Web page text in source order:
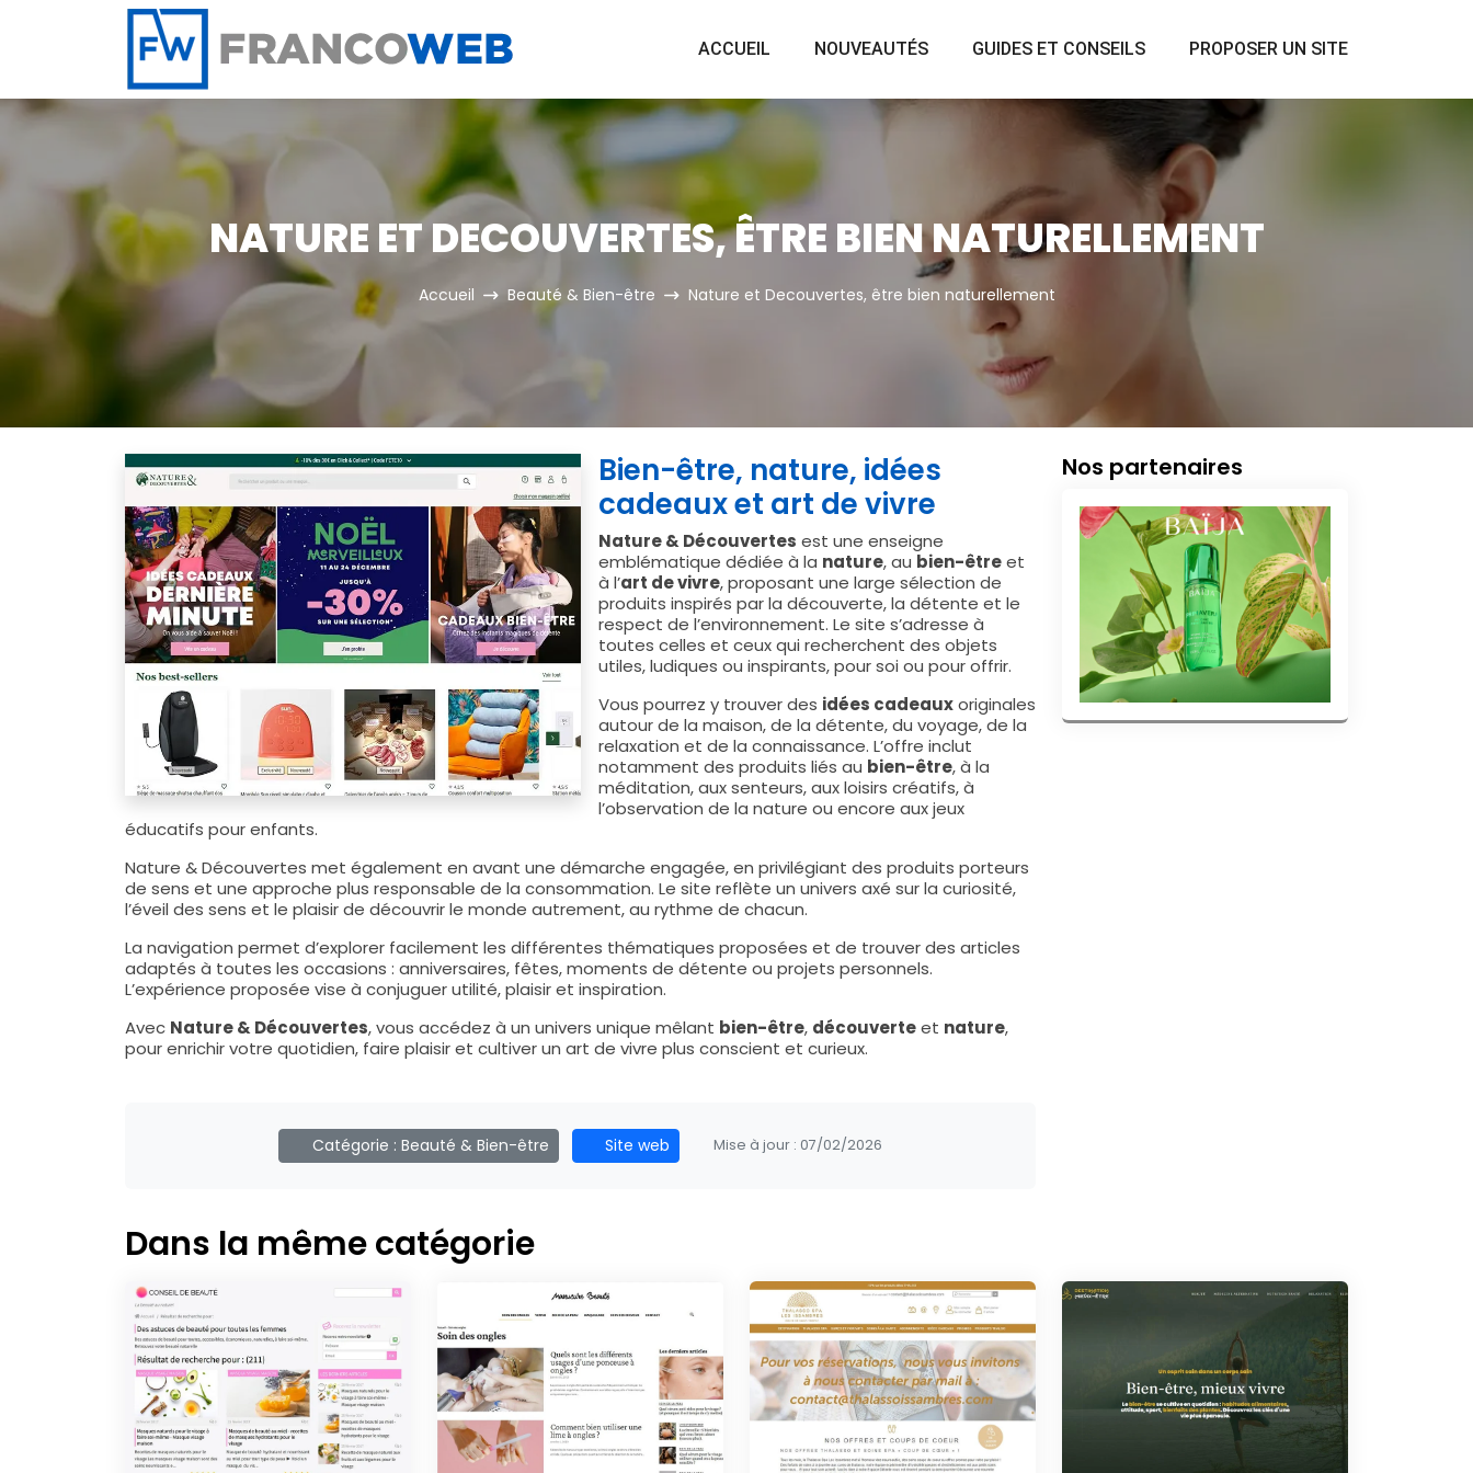
Panneau de gestion des cookies
ACCUEIL NOUVEAUTÉS GUIDES ET CONSEILS PROPOSER UN SITE
NATURE ET DECOUVERTES, ÊTRE BIEN NATURELLEMENT
Accueil Beauté & Bien-être Nature et Decouvertes, être bien naturellement
Bien-être, nature, idées
cadeaux et art de vivre
Nature & Découvertes est une enseigne
emblématique dédiée à la nature, au bien-êtreet
à l’art de vivre, proposant une large sélection de
produits inspirés par la découverte, la détente et le
respect de l’environnement. Le site s’adresse à
toutes celles et ceux qui recherchent des objets
utiles, ludiques ou inspirants, pour soi ou pour offrir.
Vous pourrez y trouver des idées cadeauxoriginales
autour de la maison, de la détente, du voyage, de la
relaxation et de la connaissance. L’offre inclut
notamment des produits liés au bien-être, à la
méditation, aux senteurs, aux loisirs créatifs, à
l’observation de la nature ou encore aux jeux
éducatifs pour enfants.
Nature & Découvertes met également en avant une démarche engagée, en privilégiant des produits porteurs
de sens et une approche plus responsable de la consommation. Le site reflète un univers axé sur la curiosité,
l’éveil des sens et le plaisir de découvrir le monde autrement, au rythme de chacun.
La navigation permet d’explorer facilement les différentes thématiques proposées et de trouver des articles
adaptés à toutes les occasions : anniversaires, fêtes, moments de détente ou projets personnels.
L’expérience proposée vise à conjuguer utilité, plaisir et inspiration.
Avec Nature & Découvertes, vous accédez à un univers unique mêlant bien-être, découverteet nature,
pour enrichir votre quotidien, faire plaisir et cultiver un art de vivre plus conscient et curieux.
Catégorie : Beauté & Bien-être Site web Mise à jour : 07/02/2026
Nos partenaires
Dans la même catégorie